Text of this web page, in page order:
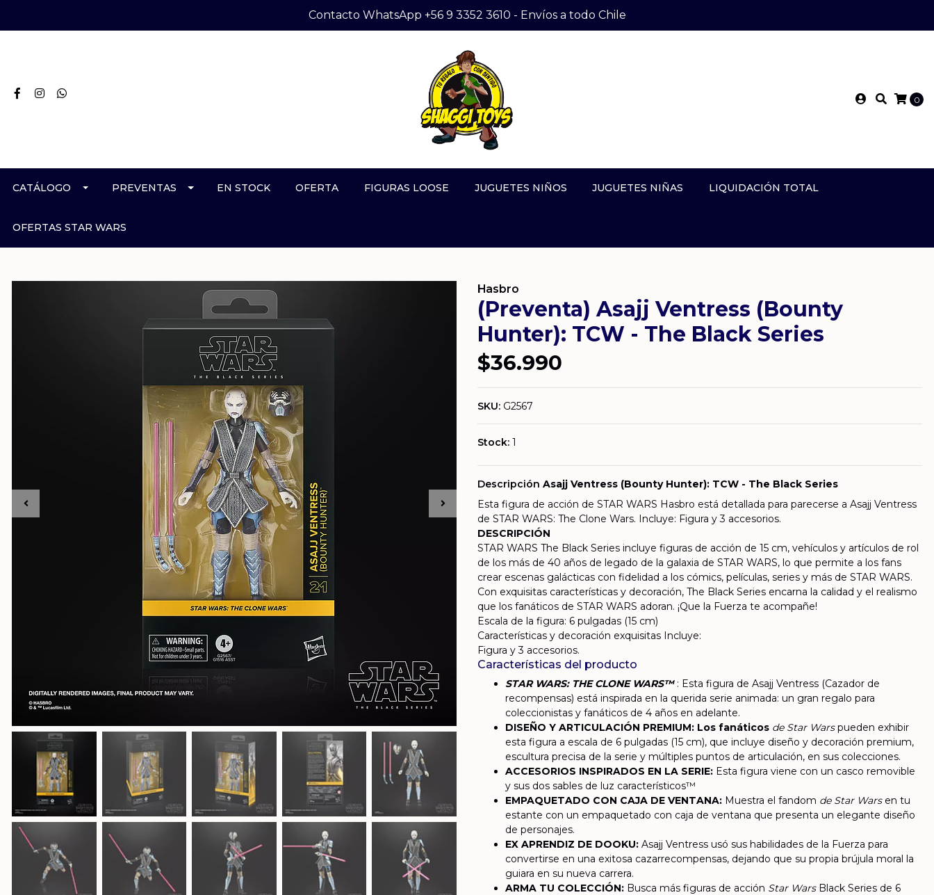
Contacto WhatsApp +56 9 3352 3610 - Envíos a todo Chile
0
CATÁLOGO PREVENTAS EN STOCK OFERTA FIGURAS LOOSE JUGUETES NIÑOS JUGUETES NIÑAS LIQUIDACIÓN TOTAL
OFERTAS STAR WARS
Hasbro
(Preventa) Asajj Ventress (Bounty
Hunter): TCW - The Black Series
$36.990
SKU: G2567
Stock: 1
Descripción Asajj Ventress (Bounty Hunter): TCW - The Black Series
Esta figura de acción de STAR WARS Hasbro está detallada para parecerse a Asajj Ventress
de STAR WARS: The Clone Wars. Incluye: Figura y 3 accesorios.
DESCRIPCIÓN
STAR WARS The Black Series incluye figuras de acción de 15 cm, vehículos y artículos de rol
de los más de 40 años de legado de la galaxia de STAR WARS, lo que permite a los fans
crear escenas galácticas con fidelidad a los cómics, películas, series y más de STAR WARS.
Con exquisitas características y decoración, The Black Series encarna la calidad y el realismo
que los fanáticos de STAR WARS adoran. ¡Que la Fuerza te acompañe!
Escala de la figura: 6 pulgadas (15 cm)
Características y decoración exquisitas Incluye:
Figura y 3 accesorios.
Características del producto
STAR WARS: THE CLONE WARS™: Esta figura de Asajj Ventress (Cazador de
recompensas) está inspirada en la querida serie animada: un gran regalo para
coleccionistas y fanáticos de 4 años en adelante.
DISEÑO Y ARTICULACIÓN PREMIUM: Los fanáticos de Star Warspueden exhibir
esta figura a escala de 6 pulgadas (15 cm), que incluye diseño y decoración premium,
escultura precisa de la serie y múltiples puntos de articulación, en sus colecciones.
ACCESORIOS INSPIRADOS EN LA SERIE: Esta figura viene con un casco removible
y sus dos sables de luz característicos™
EMPAQUETADO CON CAJA DE VENTANA: Muestra el fandom de Star Warsen tu
estante con un empaquetado con caja de ventana que presenta un elegante diseño
de personajes.
EX APRENDIZ DE DOOKU: Asajj Ventress usó sus habilidades de la Fuerza para
convertirse en una exitosa cazarrecompensas, dejando que su propia brújula moral la
guiara en su nueva carrera.
ARMA TU COLECCIÓN: Busca más figuras de acción Star WarsBlack Series de 6